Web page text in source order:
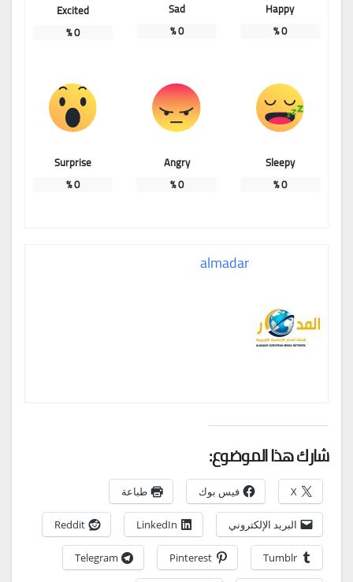
Happy
0
%
Sad
0
%
Excited
0
%
Sleepy
0
%
Angry
0
%
Surprise
0
%
almadar
شارك هذا الموضوع:
X فيس بوك طباعة
البريد الإلكتروني LinkedIn
Reddit
Tumblr
Pinterest
Telegram